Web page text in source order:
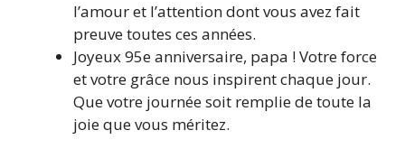
l’amour et l’attention dont vous avez fait
preuve toutes ces années.
Joyeux 95e anniversaire, papa ! Votre force
et votre grâce nous inspirent chaque jour.
Que votre journée soit remplie de toute la
joie que vous méritez.